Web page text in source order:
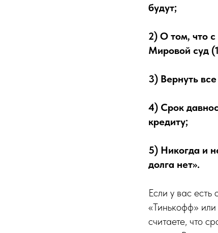
будут;
2) О том, что с
Мировой суд
3) Вернуть
4) Срок
кредиту;
5) Никогда и
долга нет».
Если у вас
«Тинькофф» или
считаете, что